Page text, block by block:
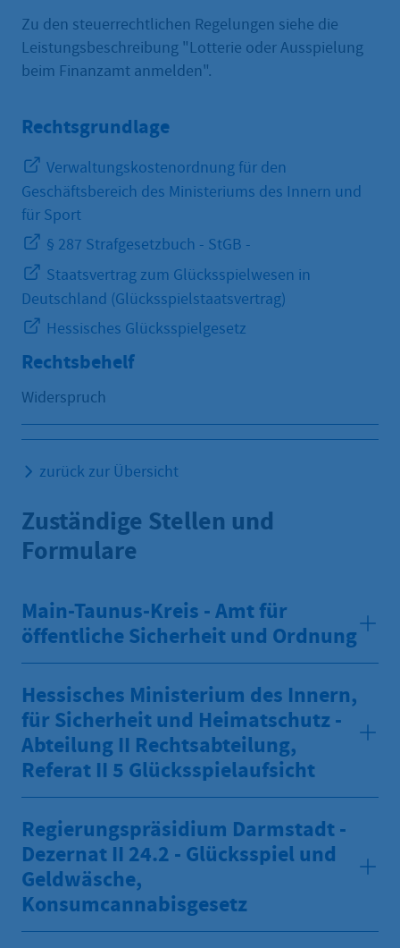
Zu den steuerrechtlichen Regelungen siehe die
Leistungsbeschreibung "Lotterie oder Ausspielung
beim Finanzamt anmelden".
Rechtsgrundlage
Verwaltungskostenordnung für den
Geschäftsbereich des Ministeriums des Innern und
für Sport
§ 287 Strafgesetzbuch - StGB -
Staatsvertrag zum Glücksspielwesen in
Deutschland (Glücksspielstaatsvertrag)
Hessisches Glücksspielgesetz
Rechtsbehelf
Widerspruch
zurück zur Übersicht
Zuständige Stellen und
Formulare
Main-Taunus-Kreis - Amt für
öffentliche Sicherheit und Ordnung
Hessisches Ministerium des Innern,
für Sicherheit und Heimatschutz -
Abteilung II Rechtsabteilung,
Referat II 5 Glücksspielaufsicht
Regierungspräsidium Darmstadt -
Dezernat II 24.2 - Glücksspiel und
Geldwäsche,
Konsumcannabisgesetz